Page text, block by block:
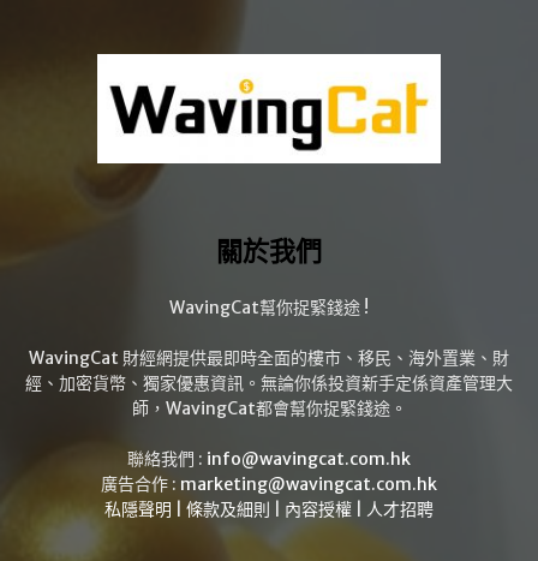
關於我們
WavingCat幫你捉緊錢途 !
WavingCat 財經網提供最即時全面的樓市、移民、海外置業、財
經、加密貨幣、獨家優惠資訊。無論你係投資新手定係資產管理大
師，WavingCat都會幫你捉緊錢途。
聯絡我們 : info@wavingcat.com.hk
廣告合作 : marketing@wavingcat.com.hk
私隱聲明
條款及細則 內容授權 人才招聘